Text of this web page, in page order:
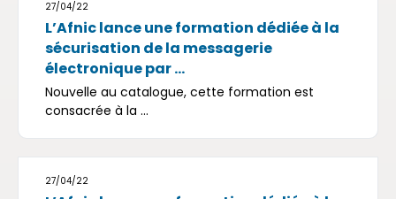
27/04/22
L’Afnic lance une formation dédiée à la
sécurisation de la messagerie
électronique par ...
Nouvelle au catalogue, cette formation est
consacrée à la ...
27/04/22